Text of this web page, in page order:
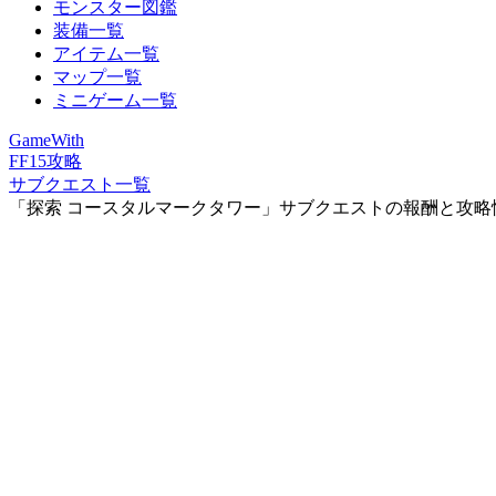
モンスター図鑑
装備一覧
アイテム一覧
マップ一覧
ミニゲーム一覧
GameWith
FF15攻略
サブクエスト一覧
「探索 コースタルマークタワー」サブクエストの報酬と攻略